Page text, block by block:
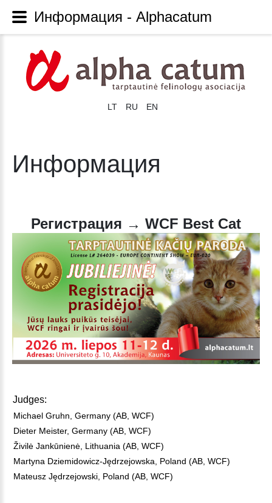
LT RU EN
Информация
Регистрация → WCF Best Cat
Judges:
Michael Gruhn, Germany (AB, WCF)
Dieter Meister, Germany (AB, WCF)
Živilė Jankūnienė, Lithuania (AB, WCF)
Martyna Dziemidowicz-Jędrzejowska, Poland (AB, WCF)
Mateusz Jędrzejowski, Poland (AB, WCF)
Информация - Alphacatum